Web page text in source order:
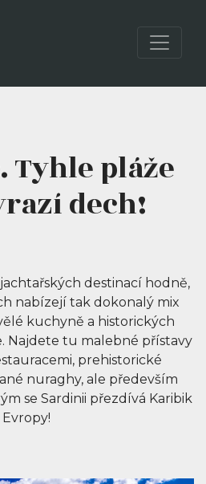
Tyhle pláže
dech!
destinací hodně,
nabízejí tak dokonalý mix
kuchyně a historických
Najdete tu malebné přístavy
prehistorické
nuraghy, ale především
se Sardinii přezdívá Karibik
Evropy!